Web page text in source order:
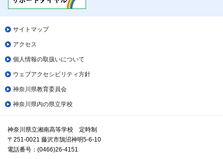
サイトマップ
アクセス
個人情報の取扱いについて
ウェブアクセシビリティ方針
神奈川県教育委員会
神奈川県内の県立学校
神奈川県立湘南高等学校 定時制
〒251-0021 藤沢市鵠沼神明5-6-10
電話番号：(0466)26-4151